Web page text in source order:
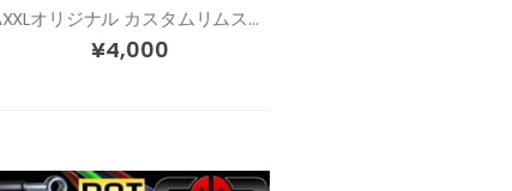
AXXLオリジナル カスタムリムステッカー SP1
¥4,000